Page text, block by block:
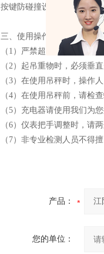
按键防碰撞设计 延长
三、 使用操作：
（1）严禁超载。
（2）起吊重物时，必须垂
（3）在使用吊秤时，操作
（4）在使用吊秤前，请检
（5）充电器请使用我们为
（6）仪表把手调整时，请
（7）非专业检测人员不得
产品：
您的单位：